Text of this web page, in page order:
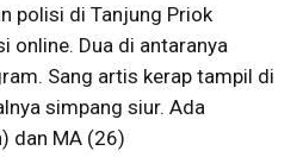
polisi di Tanjung Priok
online. Dua di antaranya
Sang artis kerap tampil di
simpang siur. Ada
dan MA (26)